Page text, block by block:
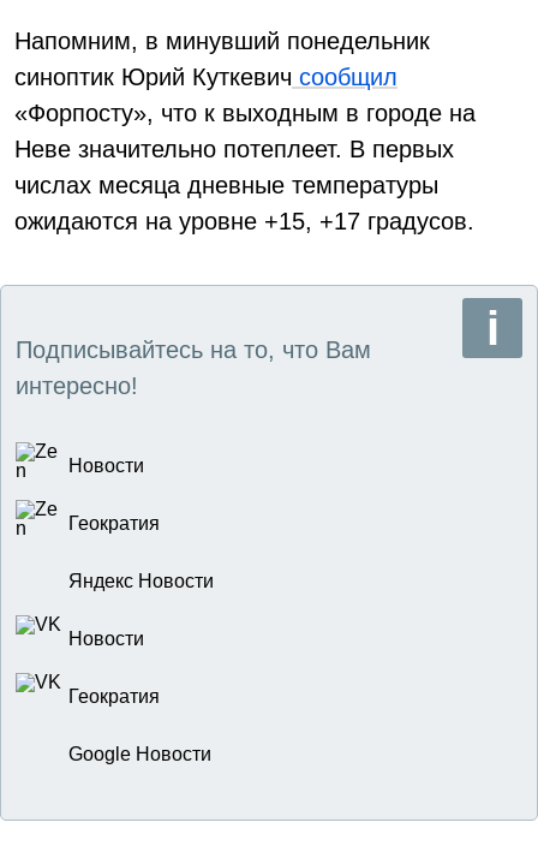
Напомним, в минувший понедельник
синоптик Юрий Куткевич сообщил
«Форпосту», что к выходным в городе на
Неве значительно потеплеет. В первых
числах месяца дневные температуры
ожидаются на уровне +15, +17 градусов.
Подписывайтесь на то, что Вам
интересно!
Новости
Геократия
Яндекс Новости
Новости
Геократия
Google Новости